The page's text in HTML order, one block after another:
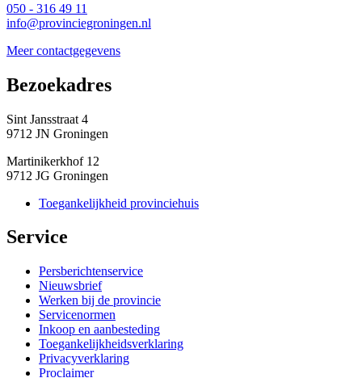
050 - 316 49 11
info@provinciegroningen.nl
Meer contactgegevens
Bezoekadres
Sint Jansstraat 4
9712 JN Groningen
Martinikerkhof 12
9712 JG Groningen
Toegankelijkheid provinciehuis
Service
Persberichtenservice
Nieuwsbrief
Werken bij de provincie
Servicenormen
Inkoop en aanbesteding
Toegankelijkheidsverklaring
Privacyverklaring
Proclaimer